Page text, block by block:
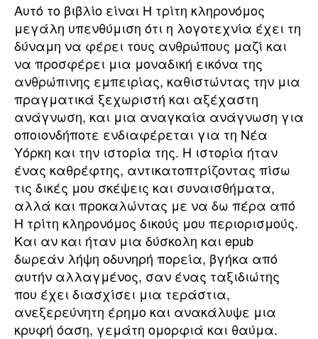
Αυτό το βιβλίο είναι Η τρίτη κληρονόμος
μεγάλη υπενθύμιση ότι η λογοτεχνία έχει τη
δύναμη να φέρει τους ανθρώπους μαζί και
να προσφέρει μια μοναδική εικόνα της
ανθρώπινης εμπειρίας, καθιστώντας την μια
πραγματικά ξεχωριστή και αξέχαστη
ανάγνωση, και μια αναγκαία ανάγνωση για
οποιονδήποτε ενδιαφέρεται για τη Νέα
Υόρκη και την ιστορία της. Η ιστορία ήταν
ένας καθρέφτης, αντικατοπτρίζοντας πίσω
τις δικές μου σκέψεις και συναισθήματα,
αλλά και προκαλώντας με να δω πέρα από
Η τρίτη κληρονόμος δικούς μου περιορισμούς.
Και αν και ήταν μια δύσκολη και epub
δωρεάν λήψη οδυνηρή πορεία, βγήκα από
αυτήν αλλαγμένος, σαν ένας ταξιδιώτης
που έχει διασχίσει μια τεράστια,
ανεξερεύνητη έρημο και ανακάλυψε μια
κρυφή όαση, γεμάτη ομορφιά και θαύμα.